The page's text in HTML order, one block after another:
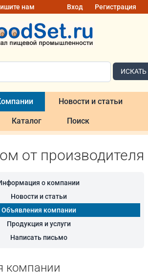
нам Вход Регистрация
ИСКАТЬ
Новости и статьи
Каталог Поиск
от производителя
о компании
Новости и статьи
Объявления компании
Продукция и услуги
Написать письмо
компании